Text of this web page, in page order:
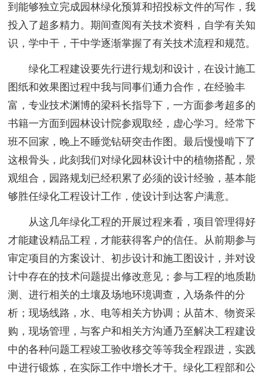
到能够独立完成园林绿化预算和招投标文件的写作，我
投入了超多精力。期间查阅有关技术资料，自学有关知
识，学中干，干中学逐渐掌握了有关技术流程和规范。
绿化工程建设要先行进行规划和设计，在设计施工
图纸和效果图过程中我与同事们通力合作，在经验丰
富，专业技术渊博的梁科长指导下，一方面参考超多的
书籍一方面到园林设计院参观取经，虚心学习。经常下
班不回家，晚上不睡觉钻研突击作图。最后慢慢啃下了
这根骨头，此刻我们对绿化园林设计中的植物搭配，景
观组合，园路规划已经积累了必须的设计经验，基本能
够胜任绿化工程设计工作，使设计到达客户满意。
从这几年绿化工程的开展过程来看，项目管理得好
才能建设精品工程，才能获得客户的信任。从前期参与
审定项目的方案设计、初步设计和施工图设计，并对设
计中存在的技术问题提出修改意见；参与工程的地质勘
测、进行相关的土壤及场地环境调查，入场条件的分
析；现场线路，水、电等相关方协调；从苗木、物资采
购，现场管理，与客户和相关方沟通乃至解决工程建设
中的各种问题工程竣工验收移交等等我全程跟进，实践
中进行锻炼，在实际工作中增长才干。绿化工程部和公